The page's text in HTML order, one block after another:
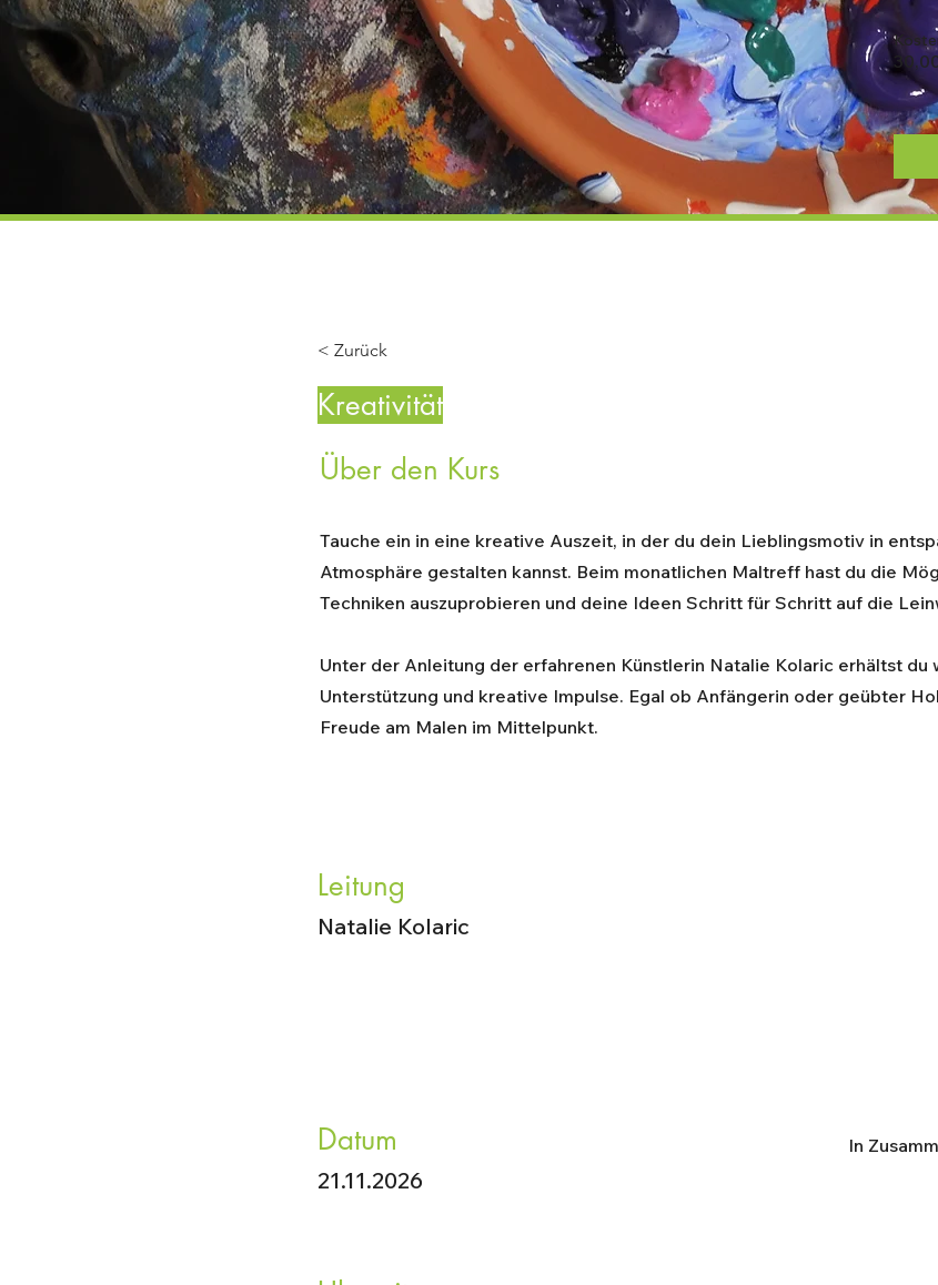
< Zurück
Kreativität
Über den Kurs
Tauche ein in eine kreative Auszeit, in der du dein Lieblingsmotiv in
Atmosphäre gestalten kannst. Beim monatlichen Maltreff hast du die
Techniken auszuprobieren und deine Ideen Schritt für Schritt auf die
Unter der Anleitung der erfahrenen Künstlerin Natalie Kolaric erhältst
Unterstützung und kreative Impulse. Egal ob Anfängerin oder geübter
Freude am Malen im Mittelpunkt.
Leitung
Natalie Kolaric
Datum In
21.11.2026